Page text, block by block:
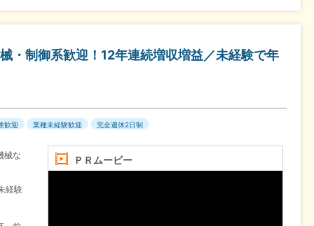
・制御系歓迎！12年連続増収増益／未経験で年
歓迎 業種未経験歓迎 完全週休2日制
ＰＲムービー
械な
経験